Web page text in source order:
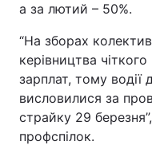
а за лютий – 50%.
“На зборах
керівництва
зарплат, тому
висловилися за
страйку 29
профспілок.